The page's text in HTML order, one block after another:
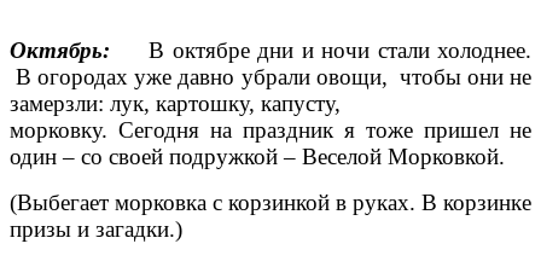
Октябрь:В октябре дни и ночи стали холоднее.
В огородах уже давно убрали овощи, чтобы они не
замерзли: лук, картошку, капусту,
морковку. Сегодня на праздник я тоже пришел не
один – со своей подружкой – Веселой Морковкой.
(Выбегает морковка с корзинкой в руках. В корзинке
призы и загадки.)